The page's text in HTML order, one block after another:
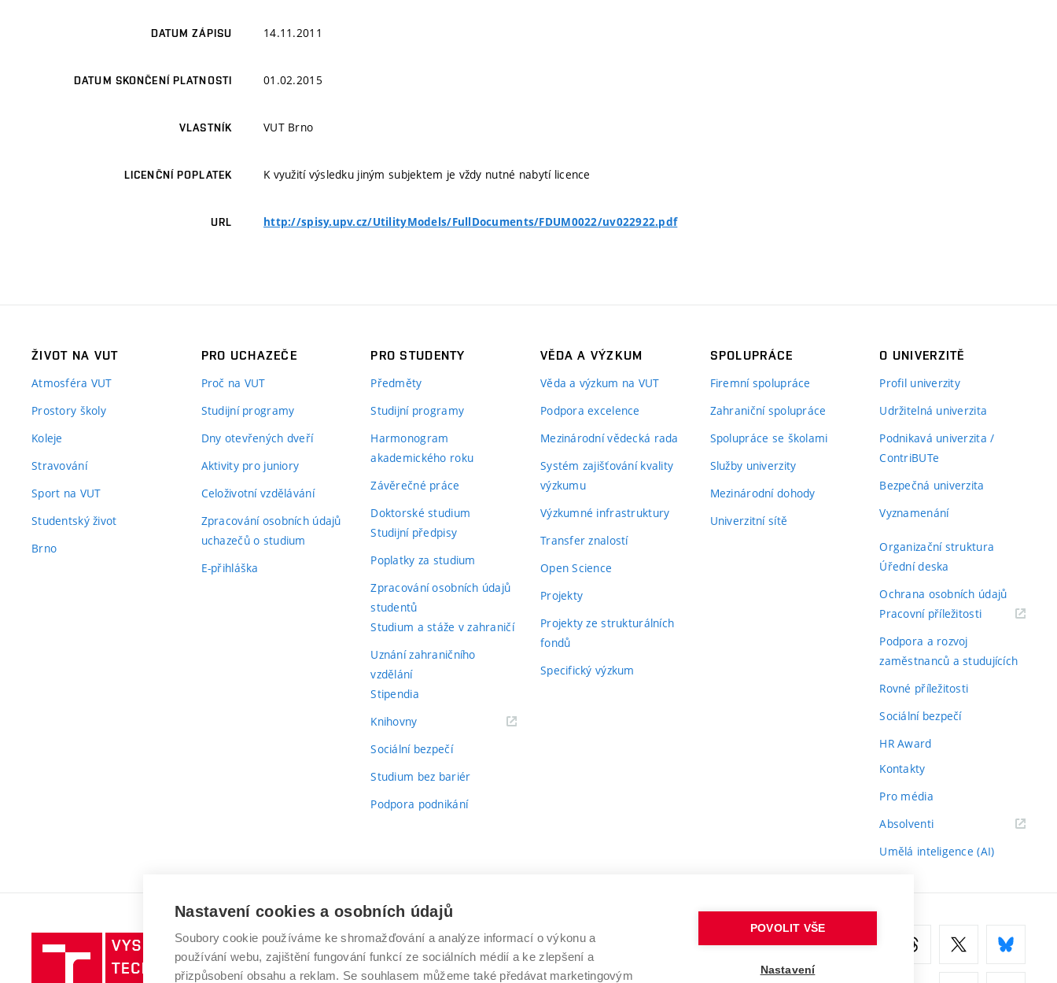
DATUM ZÁPISU 14.11.2011
DATUM SKONČENÍ PLATNOSTI 01.02.2015
VLASTNÍK VUT Brno
LICENČNÍ POPLATEK K využití výsledku jiným subjektem je vždy nutné nabytí licence
URL http://spisy.upv.cz/UtilityModels/FullDocuments/FDUM0022/uv022922.pdf
ŽIVOT NA VUT
Atmosféra VUT
Prostory školy
Koleje
Stravování
Sport na VUT
Studentský život
Brno
PRO UCHAZEČE
Proč na VUT
Studijní programy
Dny otevřených dveří
Aktivity pro juniory
Celoživotní vzdělávání
Zpracování osobních údajů
uchazečů o studium
E-přihláška
PRO STUDENTY
Předměty
Studijní programy
Harmonogram
akademického roku
Závěrečné práce
Doktorské studium
Studijní předpisy
Poplatky za studium
Zpracování osobních údajů
studentů
Studium a stáže v zahraničí
Uznání zahraničního
vzdělání
Stipendia
Knihovny(externí
Sociální bezpečí
Studium bez bariér
Podpora podnikání
VĚDA A VÝZKUM
Věda a výzkum na VUT
Podpora excelence
Mezinárodní vědecká rada
Systém zajišťování kvality
výzkumu
Výzkumné infrastruktury
Transfer znalostí
Open Science
Projekty
Projekty ze strukturálních
fondů
Specifický výzkum
SPOLUPRÁCE
Firemní spolupráce
Zahraniční spolupráce
Spolupráce se školami
Služby univerzity
Mezinárodní dohody
Univerzitní sítě
O UNIVERZITĚ
Profil univerzity
Udržitelná univerzita
Podnikavá univerzita /
ContriBUTe
Bezpečná univerzita
Vyznamenání
Organizační struktura
Úřední deska
Ochrana osobních údajů
Pracovní příležitosti(externí
Podpora a rozvoj
zaměstnanců a studujících
Rovné příležitosti
Sociální bezpečí
HR Award
Kontakty
Pro média
Absolventi(externí
Umělá inteligence (AI)
Vysoké
učení
VYSOKÉ UČENÍ TECHNICKÉ V BRNĚ
Antonínská 548/1
www.vut.cz
Nastavení cookies a osobních údajů
Soubory cookie používáme ke shromažďování a analýze informací o výkonu a
používání webu, zajištění fungování funkcí ze sociálních médií a ke zlepšení a
přizpůsobení obsahu a reklam. Se souhlasem můžeme také předávat marketingovým
POVOLIT VŠE
Nastavení